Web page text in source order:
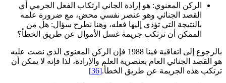
الركن المعنوي: هو إرادة الجاني ارتكاب الفعل الجرمي أي
القصد الجنائي وهو عنصر نفسي محض، مع ضرورة علمه
بالنتيجة التي تؤدي إليها فعله، وهنا نطرح سؤال: هل من
الممكن أن ترتكب جريمة غسل الأموال عن طريق الخطأ؟
بالرجوع إلى اتفاقية فينا 1988 فإن الركن المعنوي الذي نصت عليه
هو القصد الجنائي العام بعنصرية العلم والإرادة، لذا فإنه لا يمكن أن
ترتكب هذه الجريمة عن طريق الخطأ.[36]